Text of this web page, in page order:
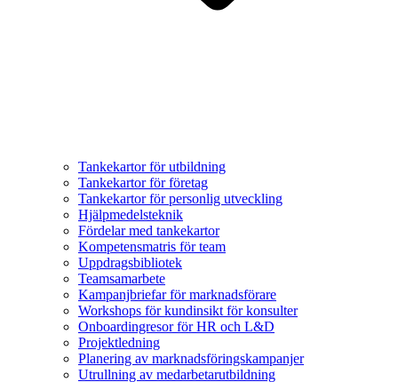
Tankekartor för utbildning
Tankekartor för företag
Tankekartor för personlig utveckling
Hjälpmedelsteknik
Fördelar med tankekartor
Kompetensmatris för team
Uppdragsbibliotek
Teamsamarbete
Kampanjbriefar för marknadsförare
Workshops för kundinsikt för konsulter
Onboardingresor för HR och L&D
Projektledning
Planering av marknadsföringskampanjer
Utrullning av medarbetarutbildning